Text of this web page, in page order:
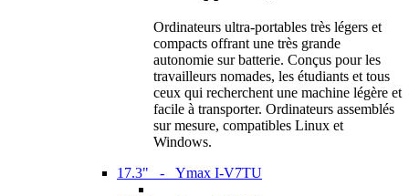
Ordinateurs ultra-portables très légers et
compacts offrant une très grande
autonomie sur batterie. Conçus pour les
travailleurs nomades, les étudiants et tous
ceux qui recherchent une machine légère et
facile à transporter. Ordinateurs assemblés
sur mesure, compatibles Linux et
Windows.
17.3" - Ymax I-V7TU